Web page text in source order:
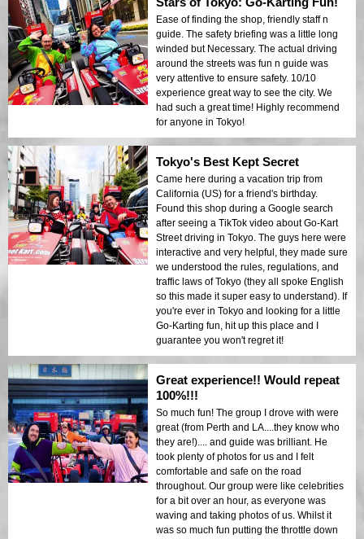
Ease of finding the shop, friendly staff n
guide. The safety briefing was a little long
winded but Necessary. The actual driving
around the streets was fun n guide was
very attentive to ensure safety. 10/10
experience great way to see the city. We
had such a great time! Highly recommend
for anyone in Tokyo!
Tokyo's Best Kept Secret
Came here during a vacation trip from
California (US) for a friend's birthday.
Found this shop during a Google search
after seeing a TikTok video about Go-Kart
Street driving in Tokyo. The guys here were
interactive and very helpful, they made sure
we understood the rules, regulations, and
traffic laws of Tokyo (they all spoke English
so this made it super easy to understand). If
you're ever in Tokyo and looking for a little
Go-Karting fun, hit up this place and I
guarantee you won't regret it!
Great experience!! Would repeat
100%!!!
So much fun! The group I drove with were
great (from Perth and LA....they know who
they are!).... and guide was brilliant. He
took plenty of photos for us and I felt
comfortable and safe on the road
throughout. Our group were like celebrities
for a bit over an hour, as everyone was
waving and taking photos of us. Whilst it
was so much fun putting the throttle down